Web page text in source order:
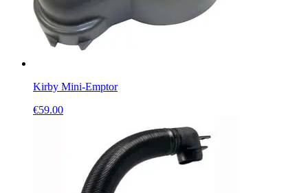
Kirby Mini-Emptor
€59.00